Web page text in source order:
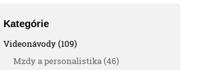
Kategórie
Videonávody (109)
Mzdy a personalistika (46)